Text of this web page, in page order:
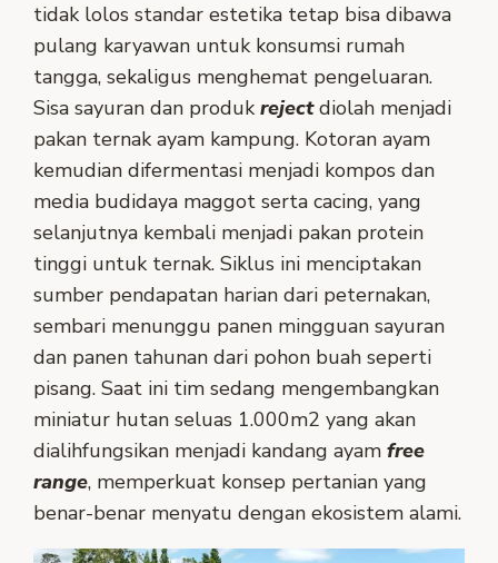
tidak lolos standar estetika tetap bisa dibawa
pulang karyawan untuk konsumsi rumah
tangga, sekaligus menghemat pengeluaran.
Sisa sayuran dan produk rejectdiolah menjadi
pakan ternak ayam kampung. Kotoran ayam
kemudian difermentasi menjadi kompos dan
media budidaya maggot serta cacing, yang
selanjutnya kembali menjadi pakan protein
tinggi untuk ternak. Siklus ini menciptakan
sumber pendapatan harian dari peternakan,
sembari menunggu panen mingguan sayuran
dan panen tahunan dari pohon buah seperti
pisang. Saat ini tim sedang mengembangkan
miniatur hutan seluas 1.000m2 yang akan
dialihfungsikan menjadi kandang ayam free
range, memperkuat konsep pertanian yang
benar-benar menyatu dengan ekosistem alami.